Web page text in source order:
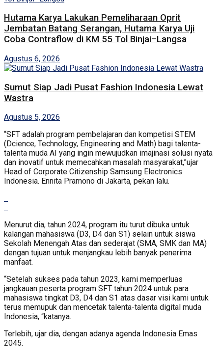
Hutama Karya Lakukan Pemeliharaan Oprit
Jembatan Batang Serangan, Hutama Karya Uji
Coba Contraflow di KM 55 Tol Binjai–Langsa
Agustus 6, 2026
Sumut Siap Jadi Pusat Fashion Indonesia Lewat
Wastra
Agustus 5, 2026
“SFT adalah program pembelajaran dan kompetisi STEM
(Dcience, Technology, Engineering and Math) bagi talenta-
talenta muda AI yang ingin mewujudkan imajinasi solusi nyata
dan inovatif untuk memecahkan masalah masyarakat,”ujar
Head of Corporate Citizenship Samsung Electronics
Indonesia. Ennita Pramono di Jakarta, pekan lalu.
Menurut dia, tahun 2024, program itu turut dibuka untuk
kalangan mahasiswa (D3, D4 dan S1) selain untuk siswa
Sekolah Menengah Atas dan sederajat (SMA, SMK dan MA)
dengan tujuan untuk menjangkau lebih banyak penerima
manfaat.
“Setelah sukses pada tahun 2023, kami memperluas
jangkauan peserta program SFT tahun 2024 untuk para
mahasiswa tingkat D3, D4 dan S1 atas dasar visi kami untuk
terus memupuk dan mencetak talenta-talenta digital muda
Indonesia, “katanya.
Terlebih, ujar dia, dengan adanya agenda Indonesia Emas
2045.